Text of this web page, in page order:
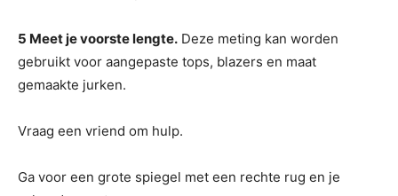
5 Meet je voorste lengte. Deze meting kan worden
gebruikt voor aangepaste tops, blazers en maat
gemaakte jurken.
Vraag een vriend om hulp.
Ga voor een grote spiegel met een rechte rug en je